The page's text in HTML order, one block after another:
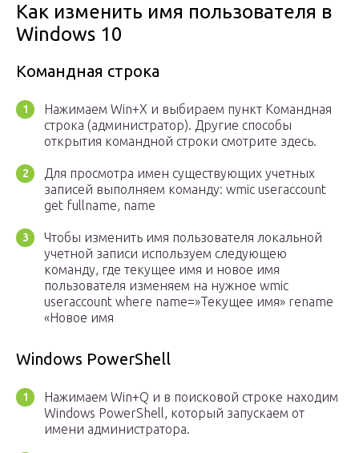
Как изменить имя пользователя в
Windows 10
Командная строка
Нажимаем Win+X и выбираем пункт Командная
строка (администратор). Другие способы
открытия командной строки смотрите здесь.
Для просмотра имен существующих учетных
записей выполняем команду: wmic useraccount
get fullname, name
Чтобы изменить имя пользователя локальной
учетной записи используем следующею
команду, где текущее имя и новое имя
пользователя изменяем на нужное wmic
useraccount where name=»Текущее имя» rename
«Новое имя
Windows PowerShell
Нажимаем Win+Q и в поисковой строке находим
Windows PowerShell, который запускаем от
имени администратора.